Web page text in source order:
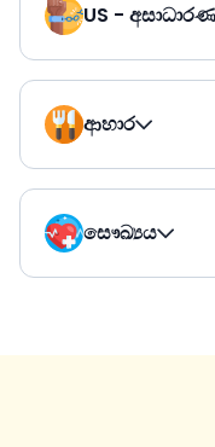
US -
ආහාර
සෞඛ්‍යය